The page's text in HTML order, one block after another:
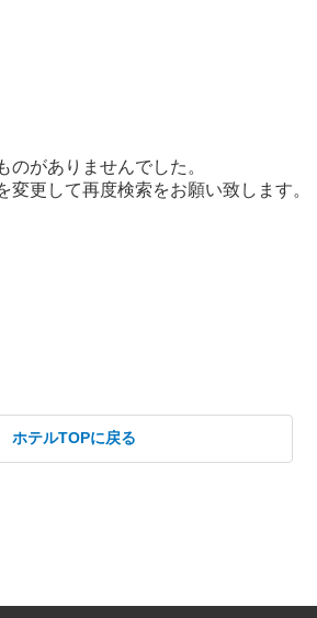
ホテルTOPに戻る